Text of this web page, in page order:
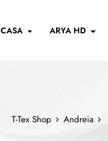
CASA ARYA HD
T-Tex Shop Andreia